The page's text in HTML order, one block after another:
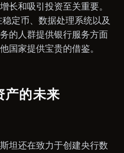
长和吸引投资至关重要。
定币、数据处理系统以及
的人群提供银行服务方面
国家提供宝贵的借鉴。
产的未来
坦还在致力于创建央行数